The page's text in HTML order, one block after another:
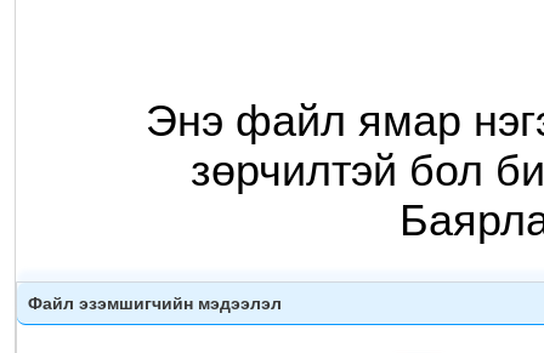
Энэ файл ямар
зөрчилтэй бол
Файл эзэмшигчийн мэдээлэл